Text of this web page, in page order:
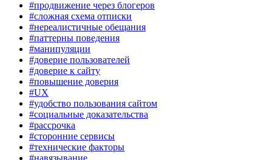
#продвижение через блогеров
#сложная схема отписки
#нереалистичные обещания
#паттерны поведения
#манипуляции
#доверие пользователей
#доверие к сайту
#повышение доверия
#UX
#удобство пользования сайтом
#социальные доказательства
#рассрочка
#сторонние сервисы
#технические факторы
#навязывание